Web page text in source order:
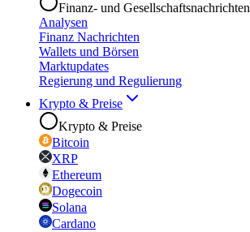
Finanz- und Gesellschaftsnachrichten
Analysen
Finanz Nachrichten
Wallets und Börsen
Marktupdates
Regierung und Regulierung
Krypto & Preise
Krypto & Preise
Bitcoin
XRP
Ethereum
Dogecoin
Solana
Cardano